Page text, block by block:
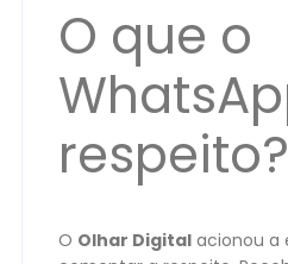
O que o
respeito?
O Olhar Digital acionou a